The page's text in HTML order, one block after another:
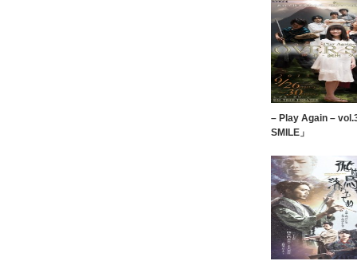
– Play Again –
SMILE」